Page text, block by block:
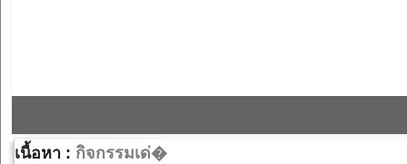
เนื้อหา : กิจกรรมเด่�